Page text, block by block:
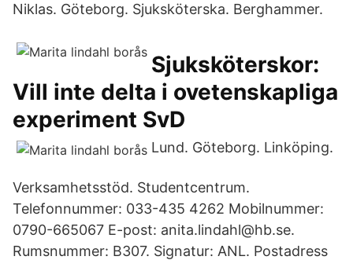
Niklas. Göteborg. Sjuksköterska. Berghammer.
Sjuksköterskor:
Vill inte delta i ovetenskapliga
experiment SvD
Lund. Göteborg. Linköping.
Verksamhetsstöd. Studentcentrum.
Telefonnummer: 033-435 4262 Mobilnummer:
0790-665067 E-post: anita.lindahl@hb.se.
Rumsnummer: B307. Signatur: ANL. Postadress